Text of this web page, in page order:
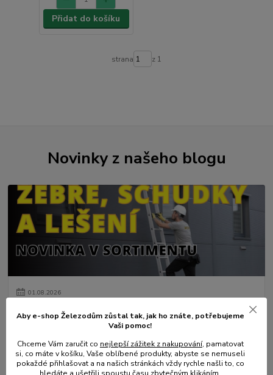
Přidat do košíku
strana z 1
Novinky z našeho blogu
01.08.2026
💥 Stali jsme se přímým dovozcem hliníkových žebřů a
lešení.
Aby e-shop Železodům zůstal tak, jak ho znáte, potřebujeme
Vaši pomoc!
Chceme Vám zaručit co nejlepší zážitek z nakupování, pamatovat
si, co máte v košíku, Vaše oblíbené produkty, abyste se nemuseli
pokaždé přihlašovat a na našich stránkách vždy rychle našli to, co